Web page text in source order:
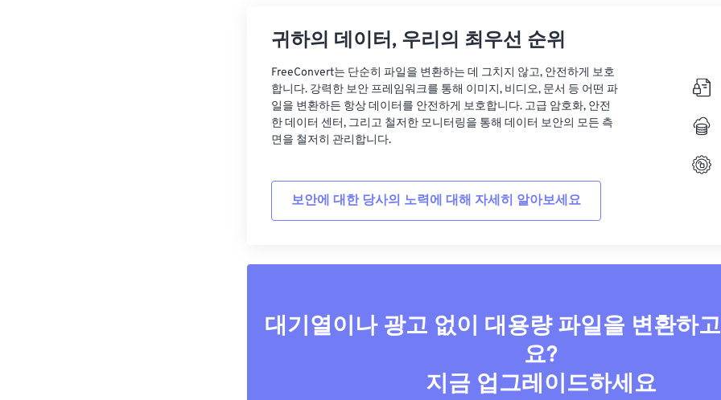
귀하의 데이터, 우리의 최우선 순위
FreeConvert는 단순히 파일을 변환하는 데 그치지 않고, 안전하게 보호
합니다. 강력한 보안 프레임워크를 통해 이미지, 비디오, 문서 등 어떤 파
일을 변환하든 항상 데이터를 안전하게 보호합니다. 고급 암호화, 안전
한 데이터 센터, 그리고 철저한 모니터링을 통해 데이터 보안의 모든 측
면을 철저히 관리합니다.
보안에 대한 당사의 노력에 대해 자세히 알아보세요
대기열이나 광고 없이 대용량 파일을 변환하
요?
지금 업그레이드하세요